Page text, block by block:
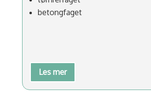
betongfaget
Les mer